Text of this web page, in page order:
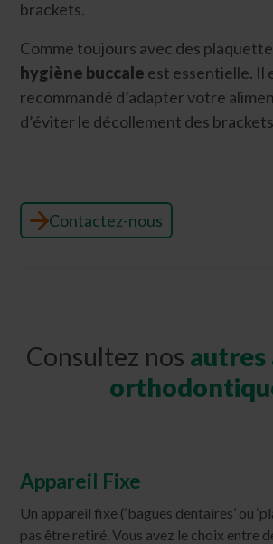
brackets.
Comme toujours avec des
hygiène buccale est essentielle. Il
recommandé d’adapter votre
d’éviter le décollement des
Contactez-nous
Consultez nos autres
Appareil Fixe
Un appareil fixe (‘bagues dentaires’ ou
pas être retiré. Vous avez le choix entre